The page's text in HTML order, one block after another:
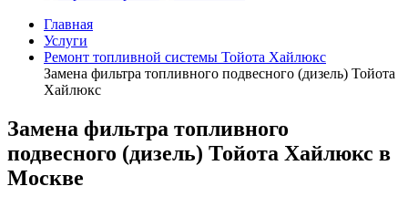
Главная
Услуги
Ремонт топливной системы Тойота Хайлюкс
Замена фильтра топливного подвесного (дизель) Тойота
Хайлюкс
Замена фильтра топливного
подвесного (дизель) Тойота Хайлюкс в
Москве